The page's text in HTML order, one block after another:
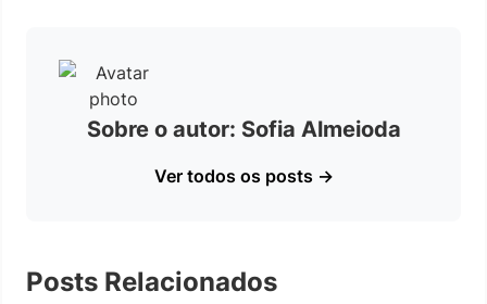
Sobre o autor: Sofia Almeioda
Ver todos os posts →
Posts Relacionados